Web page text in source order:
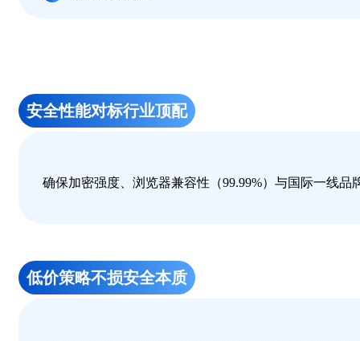
安全性能对标行业顶配
确保加密强度、浏览器兼容性（99.99%）与国际一线
低价策略不损安全本质